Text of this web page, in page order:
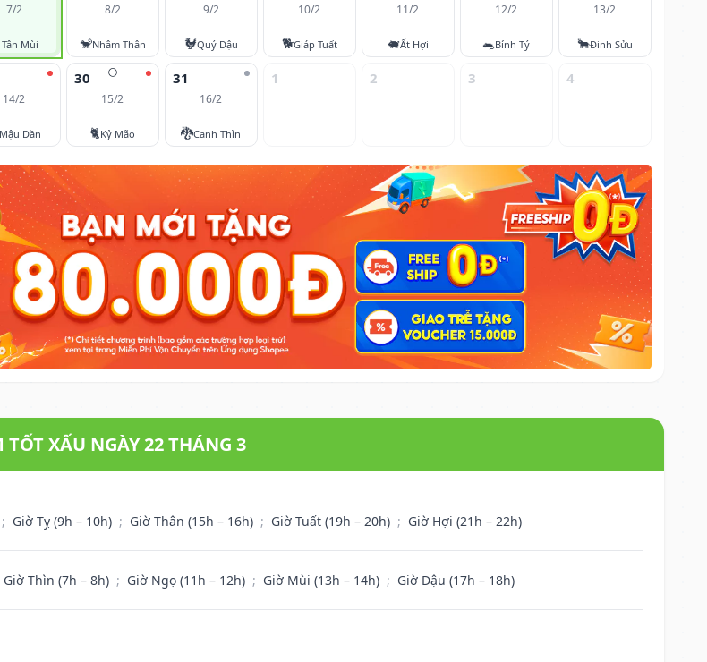
7/2
Tân Mùi
8/2
🐒Nhâm Thân
9/2
🐓Quý Dậu
10/2
🐕Giáp Tuất
11/2
🐖Ất Hợi
12/2
🐀Bính Tý
13/2
🐂Đinh Sửu
14/2
Mậu Dần
🌕
30
15/2
🐈Kỷ Mão
31
16/2
🐉Canh Thìn
1 2 3 4
TỐT XẤU NGÀY 22 THÁNG 3
; Giờ Tỵ (9h – 10h) ; Giờ Thân (15h – 16h) ; Giờ Tuất (19h – 20h) ; Giờ Hợi (21h – 22h)
Giờ Thìn (7h – 8h) ; Giờ Ngọ (11h – 12h) ; Giờ Mùi (13h – 14h) ; Giờ Dậu (17h – 18h)